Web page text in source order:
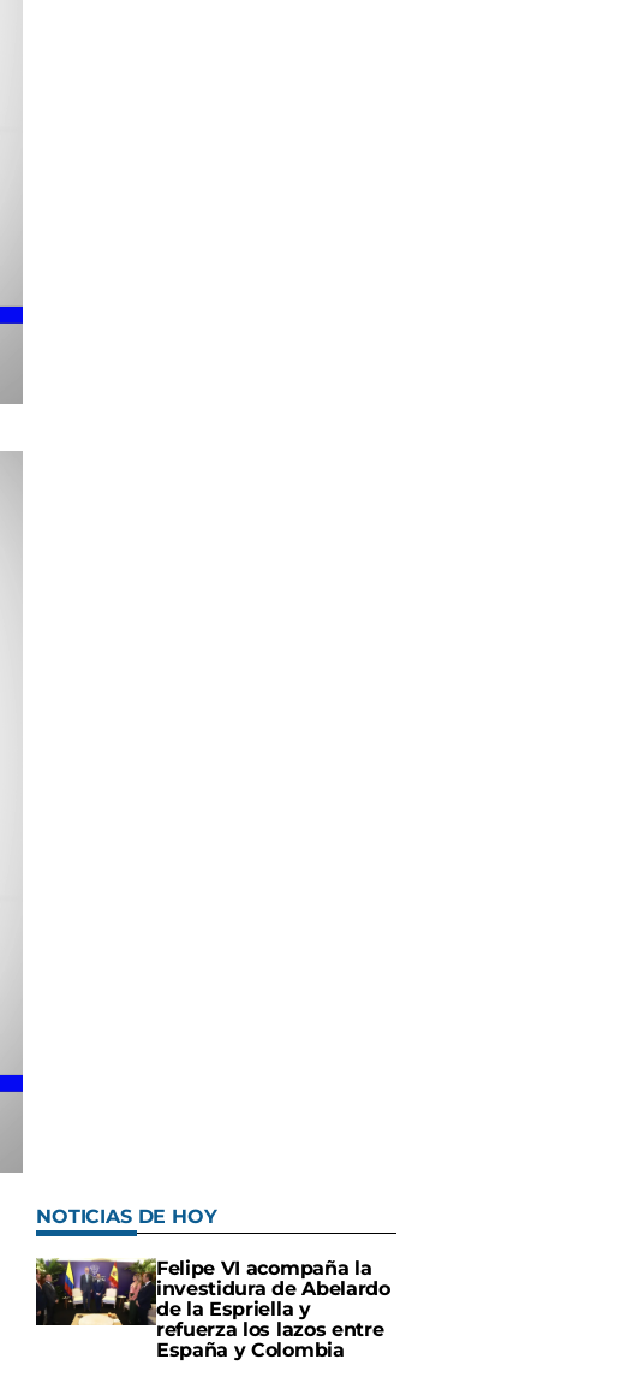
NOTICIAS DE HOY
Felipe VI acompaña la
investidura de Abelardo
de la Espriella y
refuerza los lazos entre
España y Colombia